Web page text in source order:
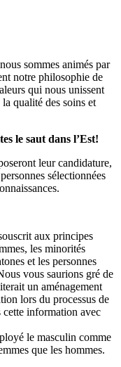
sommes animés par
notre philosophie de
qui nous unissent
qualité des soins et
le saut dans l’Est!
leur candidature,
sélectionnées
aux principes
les minorités
et les personnes
vous saurions gré de
un aménagement
lors du processus de
cette information avec
le masculin comme
que les hommes.